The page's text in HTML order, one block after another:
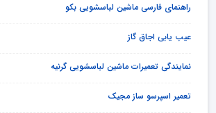
راهنمای فارسی ماشین لباسشویی بکو
عیب یابی اجاق گاز
نمایندگی تعمیرات ماشین لباسشویی گرنیه
تعمیر اسپرسو ساز مجیک